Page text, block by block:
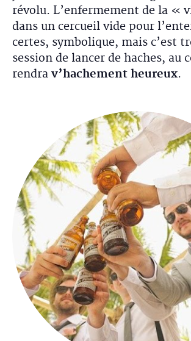
révolu. L’enfermement de la «
dans un cercueil vide pour
certes, symbolique, mais c’est
session de lancer de haches, au
rendra v’hachement heureux.